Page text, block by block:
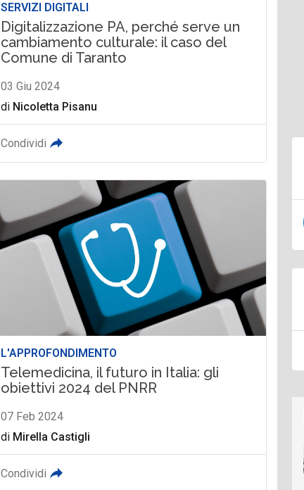
SERVIZI DIGITALI
Digitalizzazione PA, perché serve un
cambiamento culturale: il caso del
Comune di Taranto
03 Giu 2024
di Nicoletta Pisanu
Condividi
L'APPROFONDIMENTO
Telemedicina, il futuro in Italia: gli
obiettivi 2024 del PNRR
07 Feb 2024
di Mirella Castigli
Condividi